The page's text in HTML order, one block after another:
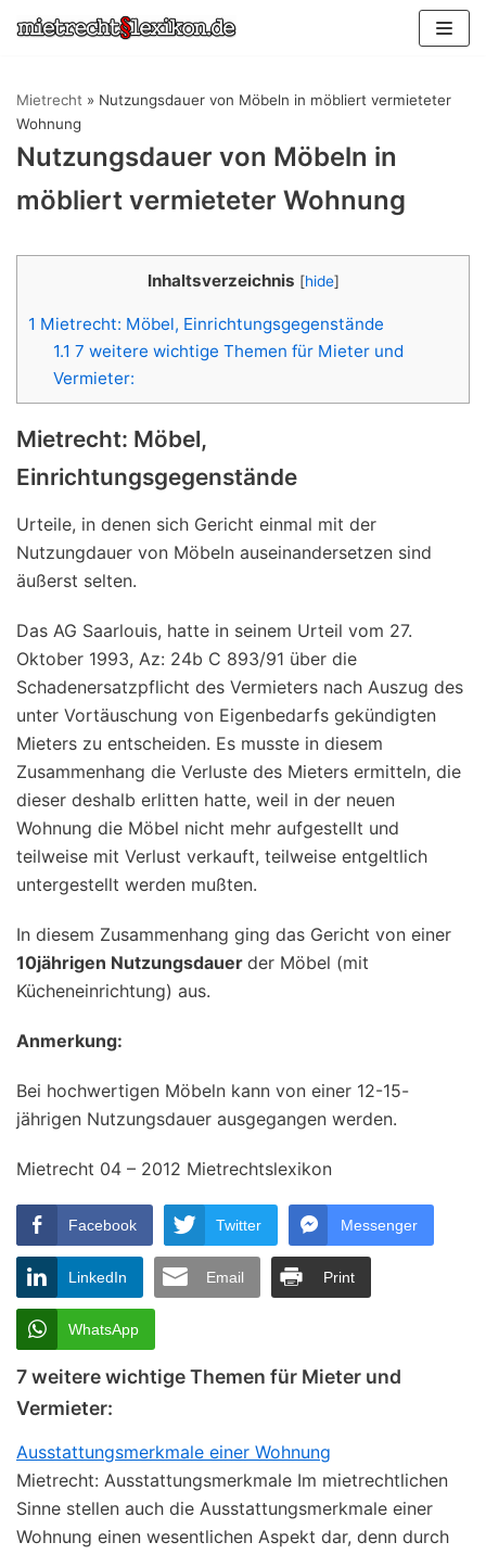
Zum
Mietrecht » Nutzungsdauer von Möbeln in möbliert vermieteter
Wohnung
Nutzungsdauer von Möbeln in
möbliert vermieteter Wohnung
Inhaltsverzeichnis [hide]
1 Mietrecht: Möbel, Einrichtungsgegenstände
1.1 7 weitere wichtige Themen für Mieter und
Vermieter:
Mietrecht: Möbel,
Einrichtungsgegenstände
Urteile, in denen sich Gericht einmal mit der
Nutzungdauer von Möbeln auseinandersetzen sind
äußerst selten.
Das AG Saarlouis, hatte in seinem Urteil vom 27.
Oktober 1993, Az: 24b C 893/91 über die
Schadenersatzpflicht des Vermieters nach Auszug des
unter Vortäuschung von Eigenbedarfs gekündigten
Mieters zu entscheiden. Es musste in diesem
Zusammenhang die Verluste des Mieters ermitteln, die
dieser deshalb erlitten hatte, weil in der neuen
Wohnung die Möbel nicht mehr aufgestellt und
teilweise mit Verlust verkauft, teilweise entgeltlich
untergestellt werden mußten.
In diesem Zusammenhang ging das Gericht von einer
10jährigen Nutzungsdauer der Möbel (mit
Kücheneinrichtung) aus.
Anmerkung:
Bei hochwertigen Möbeln kann von einer 12-15-
jährigen Nutzungsdauer ausgegangen werden.
Mietrecht 04 – 2012 Mietrechtslexikon
Facebook Twitter Messenger
LinkedIn Email Print
WhatsApp
7 weitere wichtige Themen für Mieter und
Vermieter:
Ausstattungsmerkmale einer Wohnung
Mietrecht: Ausstattungsmerkmale Im mietrechtlichen
Sinne stellen auch die Ausstattungsmerkmale einer
Wohnung einen wesentlichen Aspekt dar, denn durch